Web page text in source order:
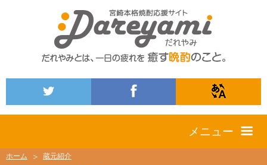
メニュー
ホーム 蔵元紹介